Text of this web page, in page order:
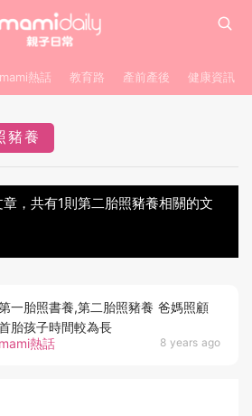
mami熱話 教育路 產前產後 健康資訊
豬養
，共有1則第二胎照豬養相關的文
mami熱話 8 years ago
一胎照書養,第二胎照豬養 爸媽照顧
胎孩子時間較為長